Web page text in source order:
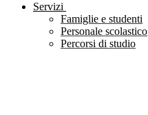
Servizi
Famiglie e studenti
Personale scolastico
Percorsi di studio